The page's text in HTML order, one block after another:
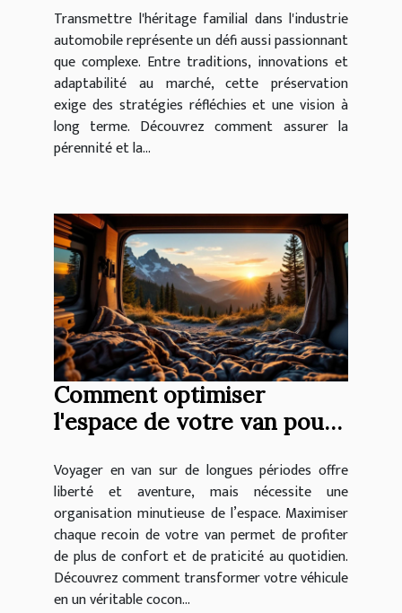
Transmettre l'héritage familial dans l'industrie
automobile représente un défi aussi passionnant
que complexe. Entre traditions, innovations et
adaptabilité au marché, cette préservation
exige des stratégies réfléchies et une vision à
long terme. Découvrez comment assurer la
pérennité et la...
Comment optimiser
l'espace de votre van pour
Voyager en van sur de longues périodes offre
liberté et aventure, mais nécessite une
organisation minutieuse de l’espace. Maximiser
chaque recoin de votre van permet de profiter
de plus de confort et de praticité au quotidien.
Découvrez comment transformer votre véhicule
en un véritable cocon...